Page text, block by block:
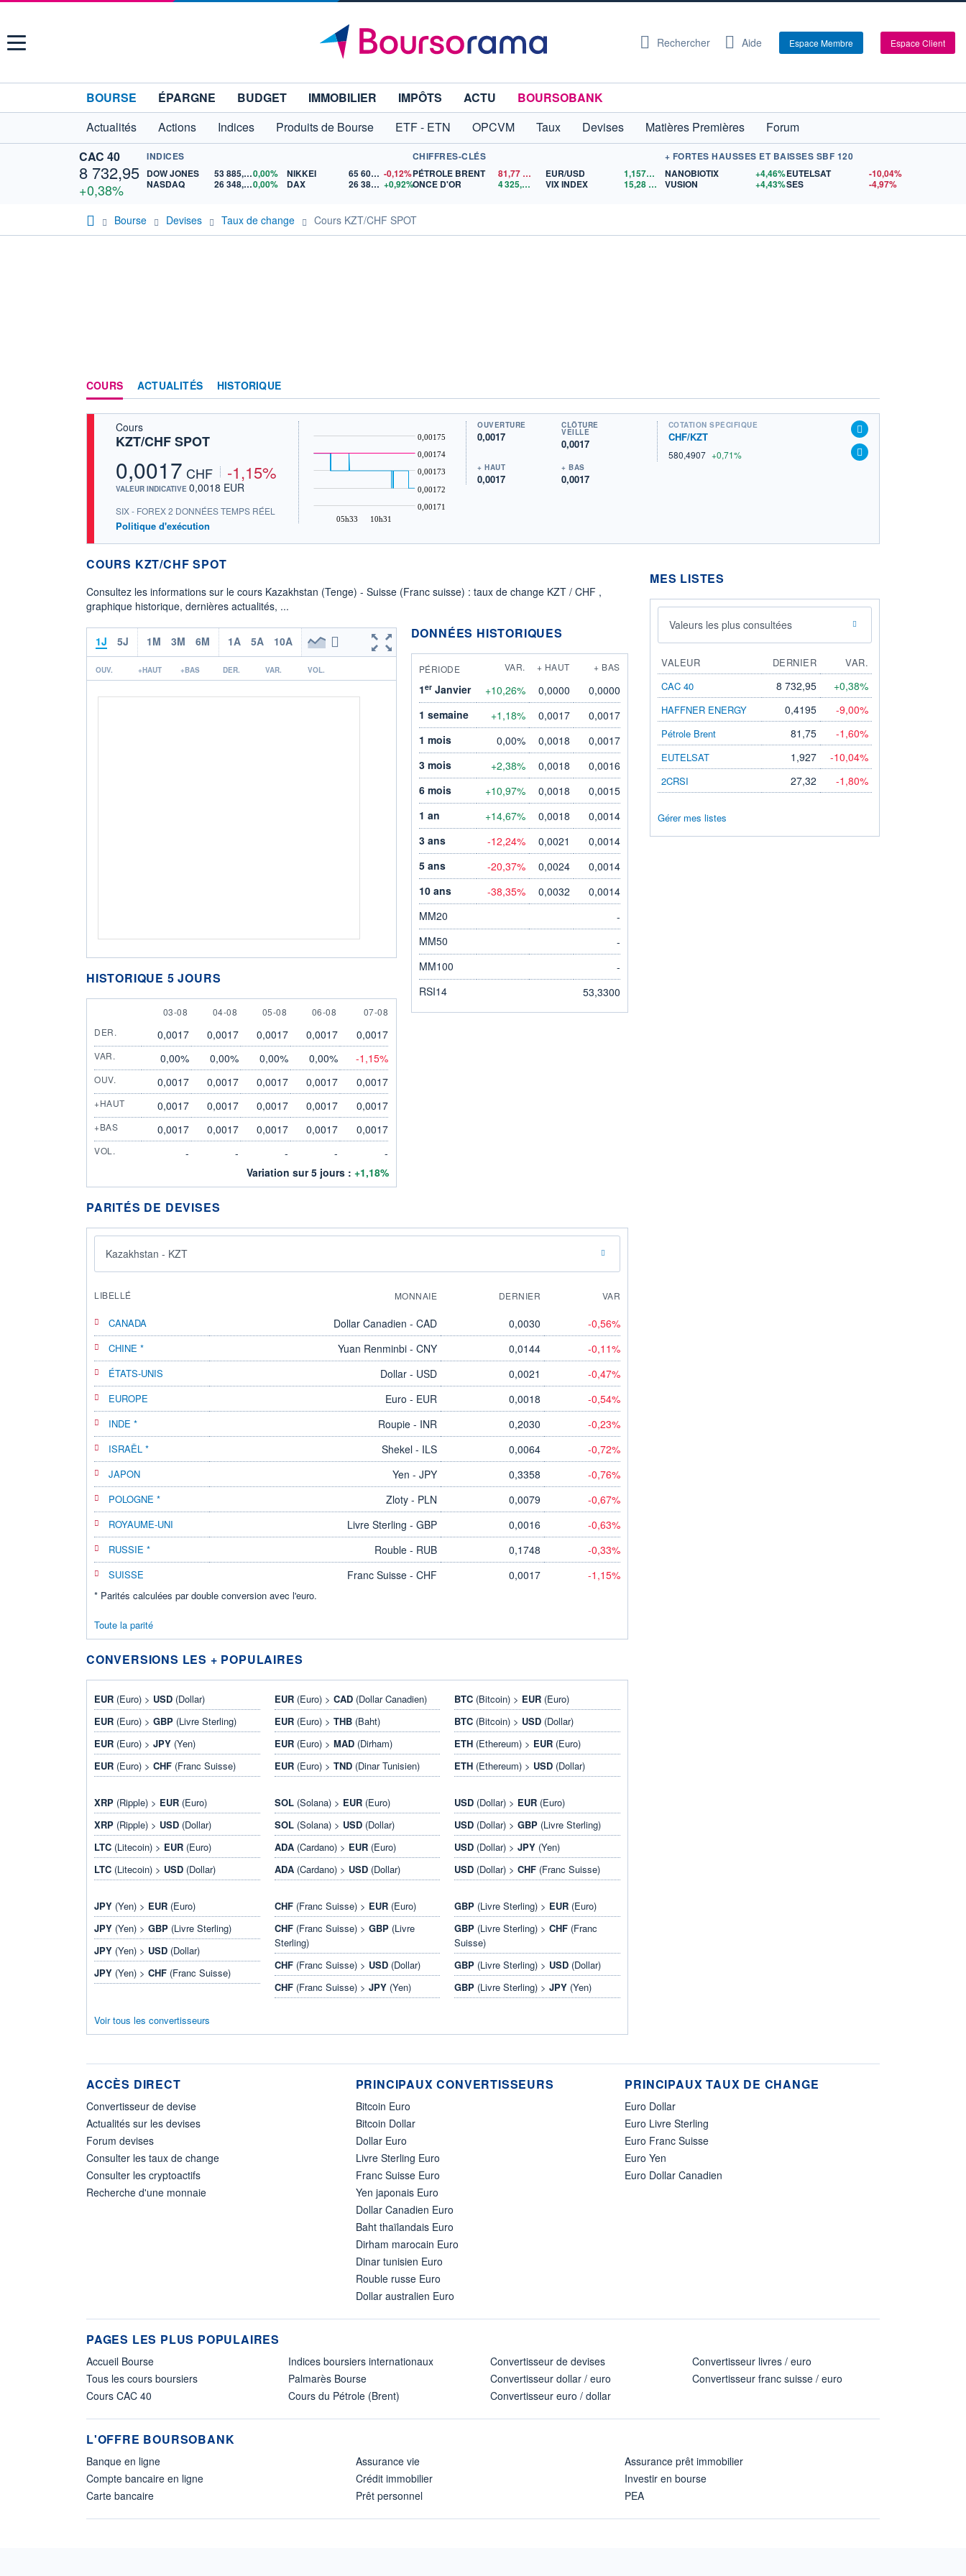
Menu Rechercher Aide Espace Membre Espace Client
BOURSE ÉPARGNE BUDGET IMMOBILIER IMPÔTS ACTU
BOURSOBANK
Actualités
Actions Indices Produits de Bourse ETF - ETN OPCVM Taux Devises Matières Premières
Forum
CAC 40
8 732,95
+0,38%
INDICES
DOW JONES
53 885,100,00%
NASDAQ
26 348,350,00%
NIKKEI 65 606,71 -0,12%
DAX
26 380,05 +0,92%
CHIFFRES-CLÉS
PÉTROLE BRENT
81,77
ONCE D'OR
4 325,02 $US
EUR/USD 1,1570$US
VIX INDEX
15,28
+ FORTES HAUSSES ET BAISSES SBF 120
NANOBIOTIX
+4,46%
VUSION
+4,43%
EUTELSAT
-10,04%
SES
-4,97%
Bourse Devises Taux de change Cours KZT/CHF SPOT
COURS ACTUALITÉS HISTORIQUE
Cours
KZT/CHF SPOT
0,0017 CHF -1,15%
VALEUR INDICATIVE 0,0018 EUR
SIX - FOREX 2 DONNÉES TEMPS RÉEL
Politique d'exécution
05h33 10h31
0,00171
0,00172
0,00173
0,00174
0,00175
OUVERTURE
0,0017
CLÔTURE
VEILLE
0,0017
+ HAUT
0,0017
+ BAS
0,0017
COTATION SPÉCIFIQUE
CHF/KZT
580,4907 +0,71%
COURS KZT/CHF SPOT
Consultez les informations sur le cours Kazakhstan (Tenge) - Suisse (Franc suisse) : taux de change KZT / CHF ,
graphique historique, dernières actualités, ...
1J 5J 1M 3M 6M 1A 5A 10A
OUV. +HAUT +BAS DER. VAR. VOL.
HISTORIQUE 5 JOURS
3 AUGUST
03-08 4 AUGUST
04-08 5 AUGUST
05-08 6 AUGUST
06-08 7 AUGUST
07-08
DER.
0,0017 0,0017 0,0017 0,0017 0,0017
VAR. 0,00% 0,00% 0,00% 0,00% -1,15%
OUV. 0,0017 0,0017 0,0017 0,0017 0,0017
+HAUT 0,0017 0,0017 0,0017 0,0017 0,0017
+BAS 0,0017 0,0017 0,0017 0,0017 0,0017
VOL. - - - -
-
Variation sur 5 jours : +1,18%
DONNÉES HISTORIQUES
PÉRIODE VAR. + HAUT + BAS
1erJanvier +10,26% 0,0000
0,0000
1 semaine
+1,18% 0,0017
0,0017
1 mois
0,00% 0,0018
0,0017
3 mois
+2,38% 0,0018
0,0016
6 mois
+10,97% 0,0018
0,0015
1 an
+14,67% 0,0018
0,0014
3 ans
-12,24% 0,0021
0,0014
5 ans
-20,37% 0,0024
0,0014
10 ans
-38,35% 0,0032
0,0014
MM20
-
MM50
-
MM100
-
RSI14
53,3300
PARITÉS DE DEVISES
Kazakhstan - KZT
LIBELLÉ MONNAIE DERNIER VAR
CANADA Dollar Canadien - CAD 0,0030 -0,56%
CHINE * Yuan Renminbi - CNY 0,0144 -0,11%
ÉTATS-UNIS Dollar - USD 0,0021 -0,47%
EUROPE Euro - EUR 0,0018 -0,54%
INDE * Roupie - INR 0,2030 -0,23%
ISRAËL * Shekel - ILS 0,0064 -0,72%
JAPON Yen - JPY 0,3358 -0,76%
POLOGNE * Zloty - PLN 0,0079 -0,67%
ROYAUME-UNI Livre Sterling - GBP 0,0016 -0,63%
RUSSIE * Rouble - RUB 0,1748 -0,33%
SUISSE Franc Suisse - CHF 0,0017 -1,15%
* Parités calculées par double conversion avec l'euro.
Toute la parité
CONVERSIONS LES + POPULAIRES
EUR (Euro) > USD (Dollar)
EUR (Euro) > GBP (Livre Sterling)
EUR (Euro) > JPY (Yen)
EUR (Euro) > CHF (Franc Suisse)
EUR(Euro) > CAD(Dollar Canadien)
EUR(Euro) > THB(Baht)
EUR(Euro) > MAD(Dirham)
EUR(Euro) > TND(Dinar Tunisien)
BTC (Bitcoin) > EUR (Euro)
BTC (Bitcoin) > USD (Dollar)
ETH (Ethereum) > EUR (Euro)
ETH (Ethereum) > USD (Dollar)
XRP (Ripple) > EUR (Euro)
XRP (Ripple) > USD (Dollar)
LTC (Litecoin) > EUR (Euro)
LTC (Litecoin) > USD (Dollar)
SOL(Solana) > EUR(Euro)
SOL(Solana) > USD(Dollar)
ADA(Cardano) > EUR(Euro)
ADA(Cardano) > USD(Dollar)
USD (Dollar) > EUR (Euro)
USD (Dollar) >GBP (Livre Sterling)
USD (Dollar) >JPY (Yen)
USD (Dollar) >CHF (Franc Suisse)
JPY (Yen) > EUR (Euro)
JPY (Yen) > GBP (Livre Sterling)
JPY (Yen) > USD (Dollar)
JPY (Yen) > CHF (Franc Suisse)
CHF(Franc Suisse) > EUR(Euro)
CHF(Franc Suisse) > GBP(Livre
Sterling)
CHF(Franc Suisse) > USD(Dollar)
CHF(Franc Suisse) > JPY(Yen)
GBP (Livre Sterling) > EUR (Euro)
GBP (Livre Sterling) >CHF (Franc
Suisse)
GBP (Livre Sterling) > USD (Dollar)
GBP (Livre Sterling) >JPY (Yen)
Voir tous les convertisseurs
MES LISTES
Valeurs les plus consultées
VALEUR DERNIER
VAR.
CAC 40
8 732,95 +0,38%
HAFFNER ENERGY 0,4195 -9,00%
Pétrole Brent 81,75 -1,60%
EUTELSAT 1,927 -10,04%
2CRSI 27,32 -1,80%
Gérer mes listes
ACCÈS DIRECT
Convertisseur de devise
Actualités sur les devises
Forum devises
Consulter les taux de change
Consulter les cryptoactifs
Recherche d'une monnaie
PRINCIPAUX CONVERTISSEURS
Bitcoin Euro
Bitcoin Dollar
Dollar Euro
Livre Sterling Euro
Franc Suisse Euro
Yen japonais Euro
Dollar Canadien Euro
Baht thaïlandais Euro
Dirham marocain Euro
Dinar tunisien Euro
Rouble russe Euro
Dollar australien Euro
PRINCIPAUX TAUX DE CHANGE
Euro Dollar
Euro Livre Sterling
Euro Franc Suisse
Euro Yen
Euro Dollar Canadien
PAGES LES PLUS POPULAIRES
Accueil Bourse
Tous les cours boursiers
Cours CAC 40
Indices boursiers internationaux
Palmarès Bourse
Cours du Pétrole (Brent)
Convertisseur de devises
Convertisseur dollar / euro
Convertisseur euro / dollar
Convertisseur livres / euro
Convertisseur franc suisse / euro
L'OFFRE BOURSOBANK
Banque en ligne
Compte bancaire en ligne
Carte bancaire
Assurance vie
Crédit immobilier
Prêt personnel
Assurance prêt immobilier
Investir en bourse
PEA